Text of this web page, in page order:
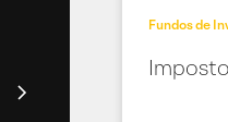
Fundos de